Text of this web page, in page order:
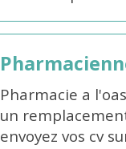
Pharmacie a
un
envoyez vos cv